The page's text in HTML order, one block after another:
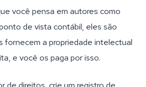
você pensa em autores como
de vista contábil, eles são
fornecem a propriedade intelectual
e você os paga por isso.